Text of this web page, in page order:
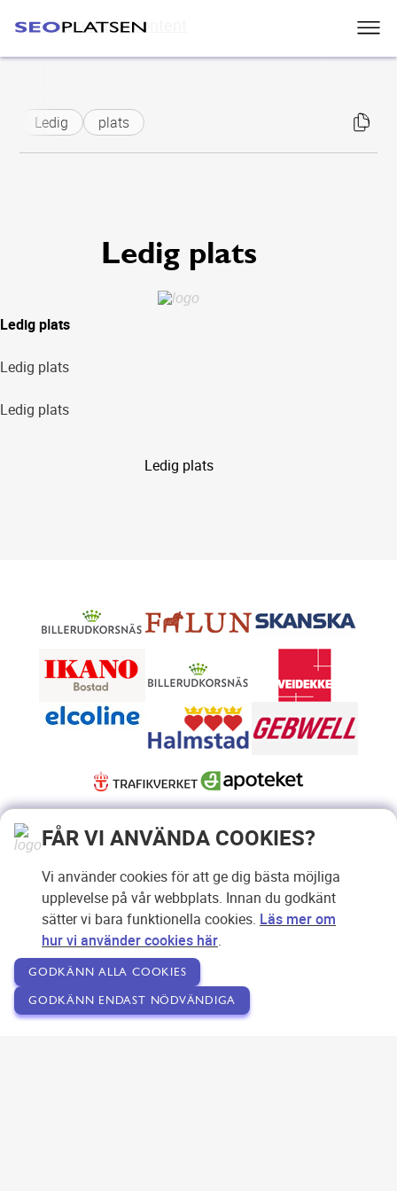
Skip to main content
Ledig plats
Ledig plats
Ledig plats
Ledig plats
Ledig plats
Ledig plats
FÅR VI ANVÄNDA COOKIES?
Vi använder cookies för att ge dig bästa möjliga
upplevelse på vår webbplats. Innan du godkänt
sätter vi bara funktionella cookies. Läs mer om
hur vi använder cookies här.
GODKÄNN ALLA COOKIES
GODKÄNN ENDAST NÖDVÄNDIGA